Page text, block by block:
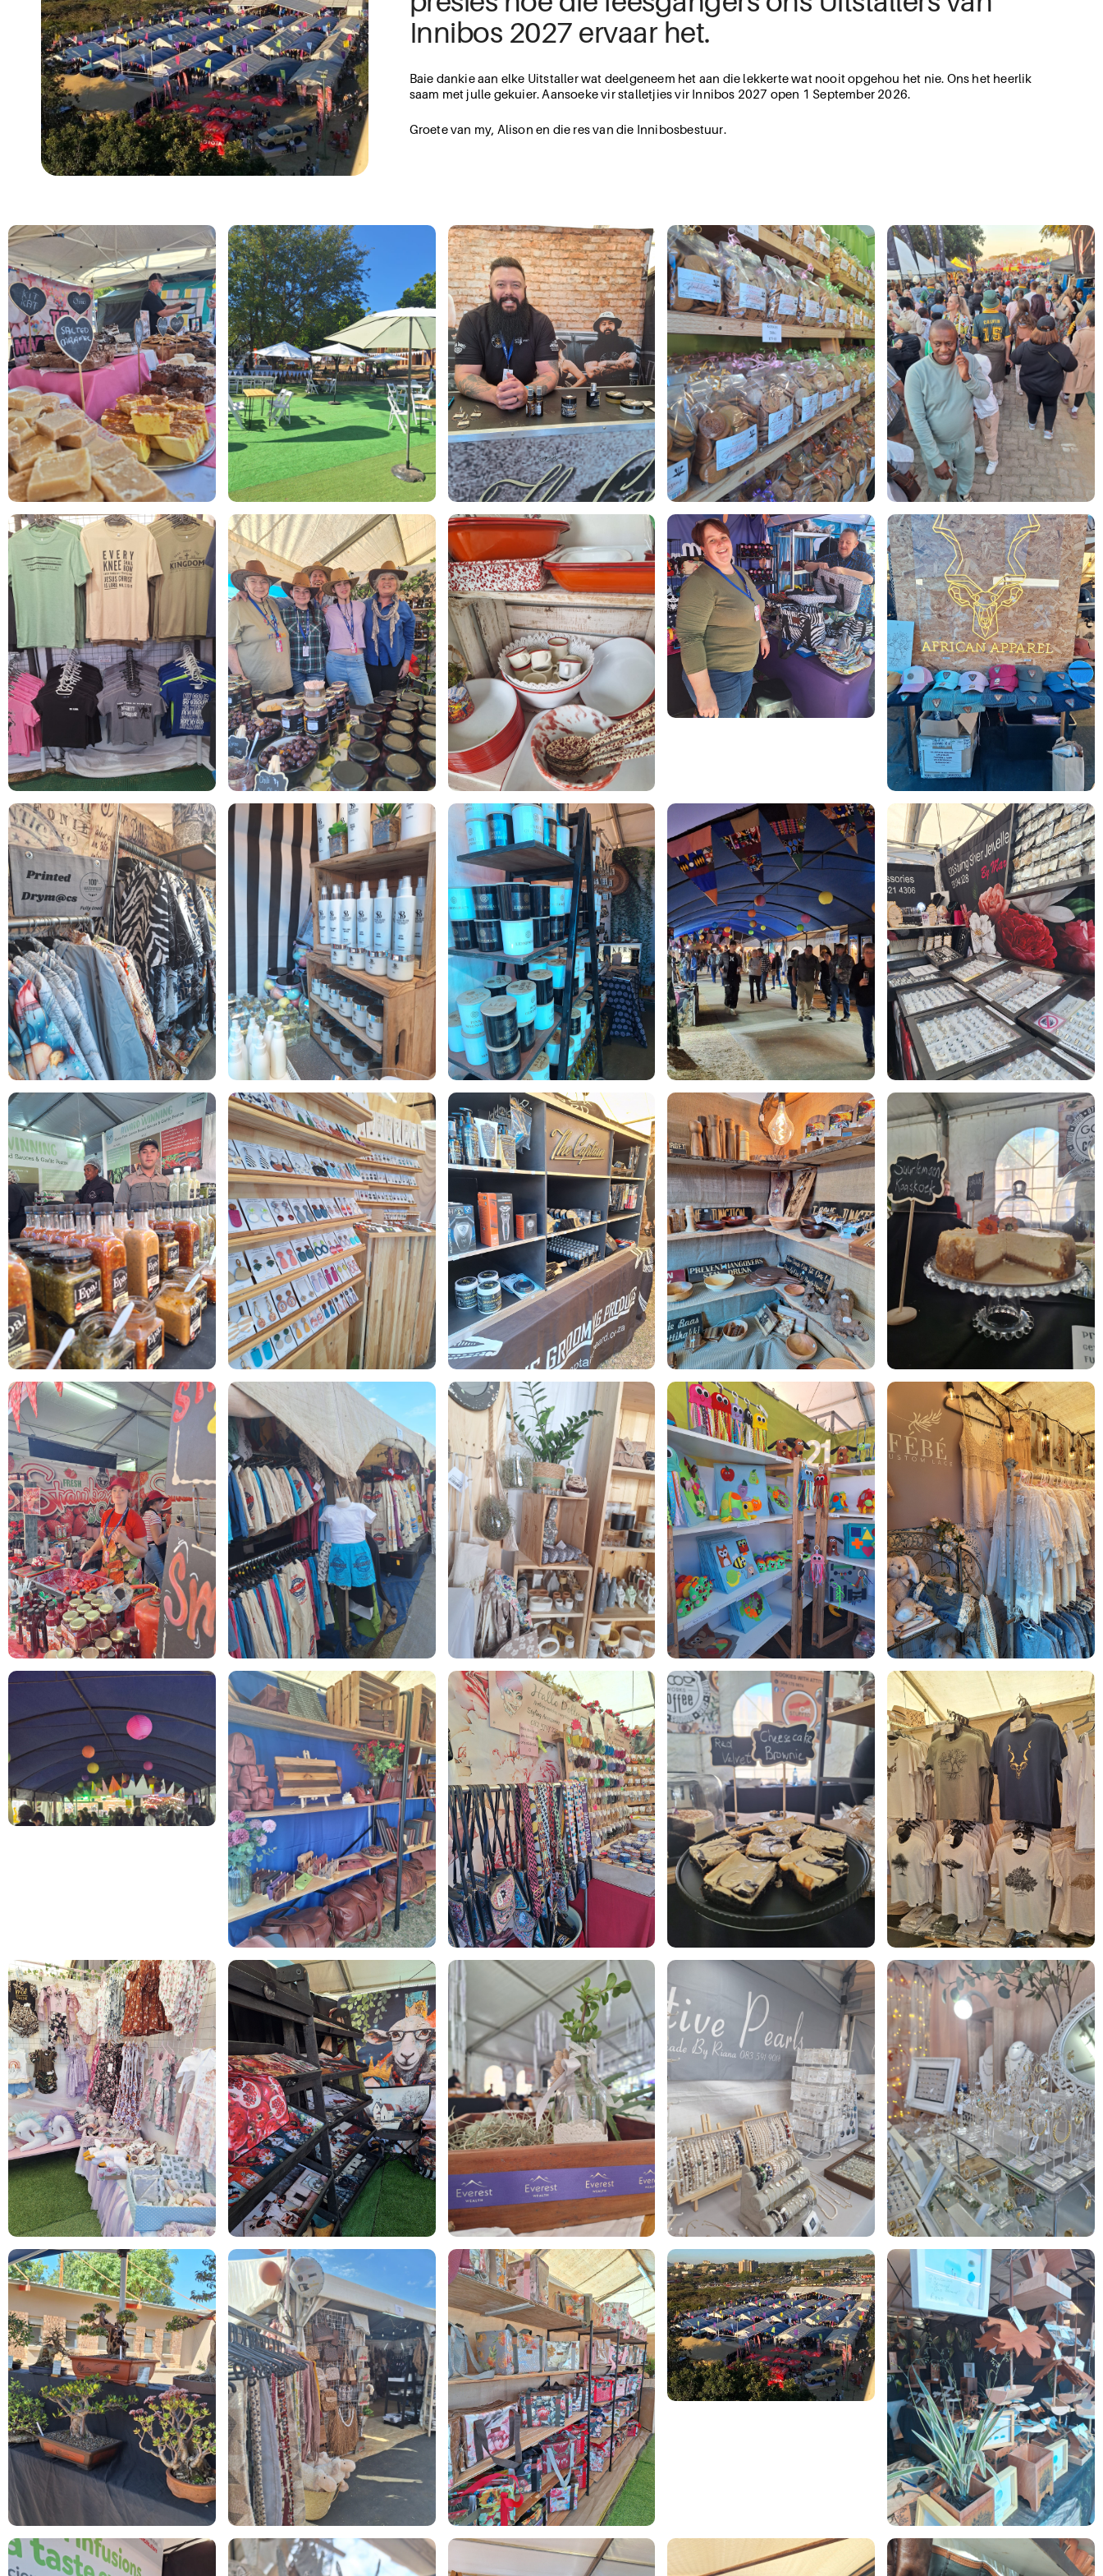
Innibos 2027 ervaar het.
Baie dankie aan elke Uitstaller wat deelgeneem het aan die lekkerte wat nooit opgehou het nie. Ons het heerlik
saam met julle gekuier. Aansoeke vir stalletjies vir Innibos 2027 open 1 September 2026.
Groete van my, Alison en die res van die Innibosbestuur.